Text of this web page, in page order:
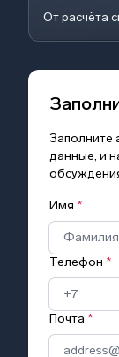
От расчёта
Заполните
данные, и
Имя *
Телефон *
Почта *